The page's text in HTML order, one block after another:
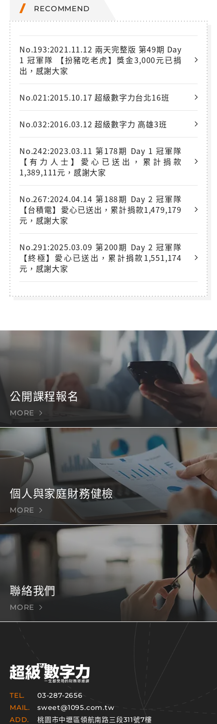
RECOMMEND
No.193:2021.11.12 兩天完整版 第49期 Day
1 冠軍隊 【扮豬吃老虎】獎金3,000元已捐
出，感謝大家
No.021:2015.10.17 超級數字力台北16班
No.032:2016.03.12 超級數字力 高雄3班
No.242:2023.03.11 第178期 Day 1 冠軍隊
【有力人士】愛心已送出，累計捐款
1,389,111元，感謝大家
No.267:2024.04.14 第188期 Day 2 冠軍隊
【台積電】愛心已送出，累計捐款1,479,179
元，感謝大家
No.291:2025.03.09 第200期 Day 2 冠軍隊
【終極】愛心已送出，累計捐款1,551,174
元，感謝大家
公開課程報名
MORE
個人與家庭財務健檢
MORE
聯絡我們
MORE
TEL.
03-287-2656
MAIL.
sweet@1095.com.tw
ADD.
桃園市中壢區領航南路三段311號7樓